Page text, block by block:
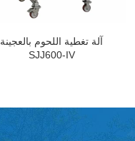
آلة تغطية اللحوم بالعجينة
SJJ600-IV